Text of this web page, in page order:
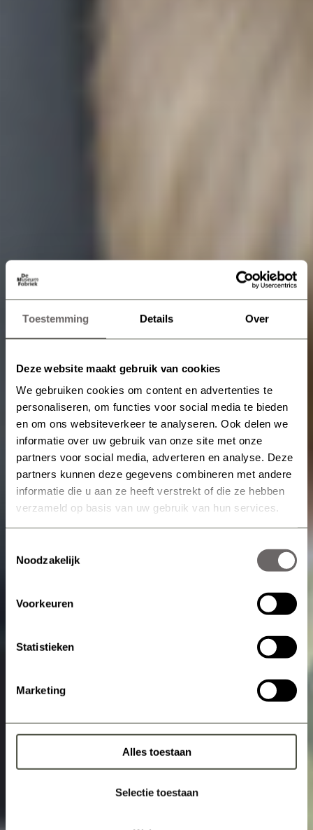
Toestemming Details Over
Deze website maakt gebruik van cookies
We gebruiken cookies om content en advertenties te
personaliseren, om functies voor social media te bieden
en om ons websiteverkeer te analyseren. Ook delen we
informatie over uw gebruik van onze site met onze
partners voor social media, adverteren en analyse. Deze
partners kunnen deze gegevens combineren met andere
informatie die u aan ze heeft verstrekt of die ze hebben
verzameld op basis van uw gebruik van hun services.
Noodzakelijk
Voorkeuren
Statistieken
Marketing
Alles toestaan
Selectie toestaan